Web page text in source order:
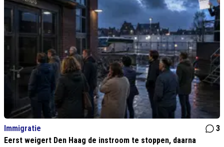
Immigratie
3
Eerst weigert Den Haag de instroom te stoppen, daarna